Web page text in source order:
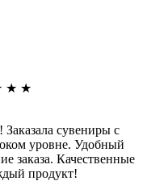
★ ★
сувениры с
уровне. Удобный
заказа. Качественные
продукт!